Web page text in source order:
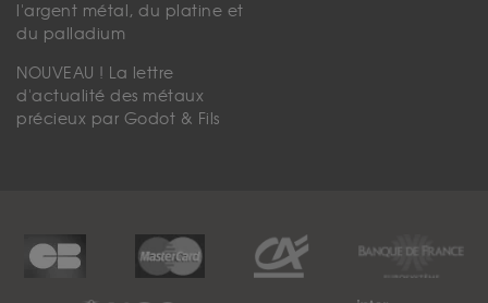
l'argent métal, du platine et
du palladium
NOUVEAU ! La lettre
d'actualité des métaux
précieux par Godot & Fils